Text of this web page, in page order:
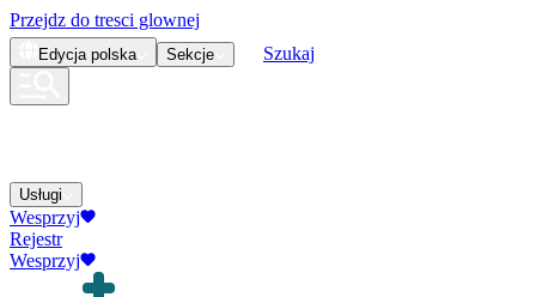
Przejdz do tresci glownej
Edycja polska Sekcje Szukaj
Usługi
Wesprzyj
Rejestr
Wesprzyj